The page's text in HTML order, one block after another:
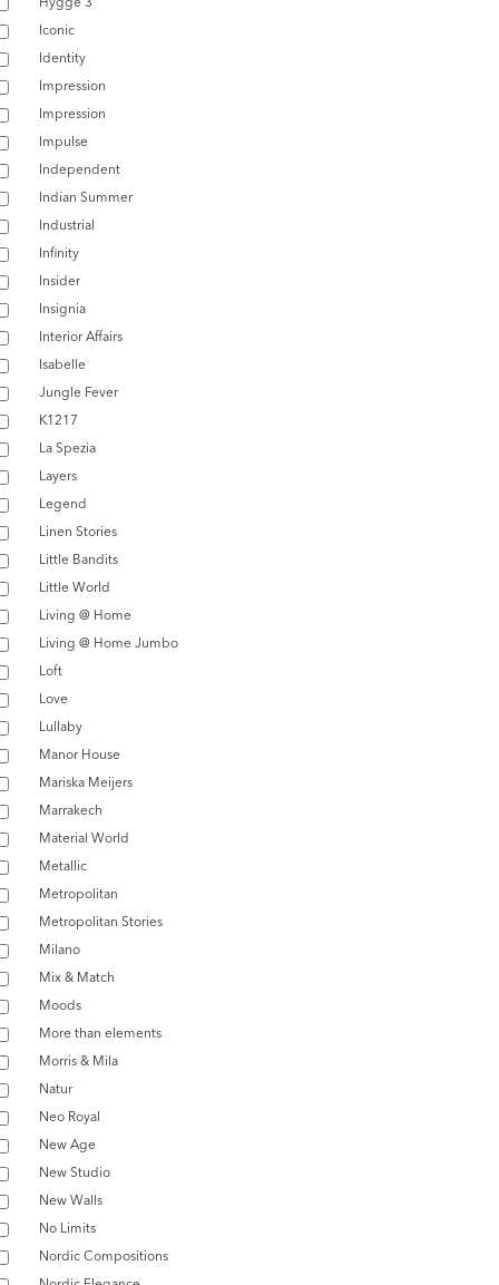
Iconic
Identity
Impression
Impression
Impulse
Independent
Indian Summer
Industrial
Infinity
Insider
Insignia
Interior Affairs
Isabelle
Jungle Fever
K1217
La Spezia
Layers
Legend
Linen Stories
Little Bandits
Little World
Living @ Home
Living @ Home Jumbo
Loft
Love
Lullaby
Manor House
Mariska Meijers
Marrakech
Material World
Metallic
Metropolitan
Metropolitan Stories
Milano
Mix & Match
Moods
More than elements
Morris & Mila
Natur
Neo Royal
New Age
New Studio
New Walls
No Limits
Nordic Compositions